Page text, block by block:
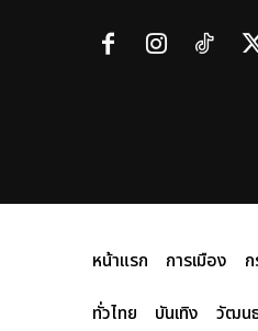
หน้าแรก การเมือง
ทั่วไทย
บันเทิง วัฒน